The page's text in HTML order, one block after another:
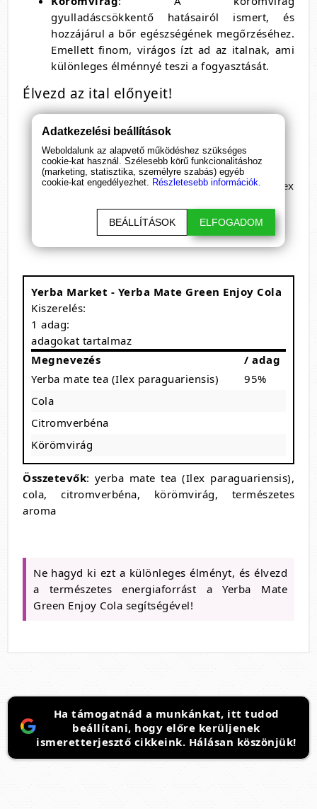
gyulladáscsökkentő hatásairól ismert, és
hozzájárul a bőr egészségének megőrzéséhez.
Emellett finom, virágos ízt ad az italnak, ami
különleges élménnyé teszi a fogyasztását.
Élvezd az ital előnyeit!
Nem tartalmaz mesterséges ízeket
A brazil mesterek hagyományain alapuló
legmagasabb minőség
Vadon termő és termékeny talajban nevelt Ilex
Válogatott levelekből készült
Hosszú ideig megőrzi a buja zöld színét
Yerba Market - Yerba Mate Green Enjoy Cola
Kiszerelés:
1 adag:
adagokat tartalmaz
Megnevezés
/ adag
Yerba mate tea (Ilex paraguariensis)
95%
Cola
Citromverbéna
Körömvirág
Összetevők: yerba mate tea (Ilex paraguariensis),
cola, citromverbéna, körömvirág, természetes
aroma
Ne hagyd ki ezt a különleges élményt, és élvezd
a természetes energiaforrást a Yerba Mate
Green Enjoy Cola segítségével!
Ha támogatnád a munkánkat, itt tudod
beállítani, hogy előre kerüljenek
ismeretterjesztő cikkeink. Hálásan köszönjük!
Adatkezelési beállítások
Weboldalunk az alapvető működéshez szükséges
cookie-kat használ. Szélesebb körű funkcionalitáshoz
(marketing, statisztika, személyre szabás) egyéb
cookie-kat engedélyezhet. Részletesebb információk.
BEÁLLÍTÁSOK ELFOGADOM